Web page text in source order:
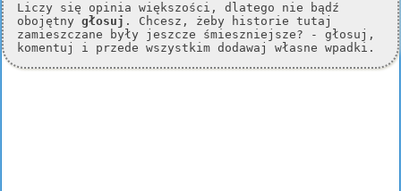
Liczy się opinia większości, dlatego nie bądź
obojętny głosuj . Chcesz, żeby historie tutaj
zamieszczane były jeszcze śmieszniejsze? - głosuj,
komentuj i przede wszystkim dodawaj własne wpadki.